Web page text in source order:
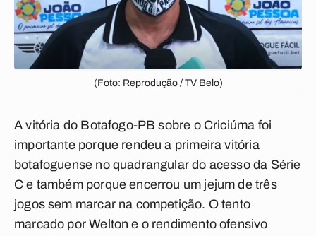
(Foto: Reprodução / TV Belo)
A vitória do Botafogo-PB sobre o Criciúma foi
importante porque rendeu a primeira vitória
botafoguense no quadrangular do acesso da Série
C e também porque encerrou um jejum de três
jogos sem marcar na competição. O tento
marcado por Welton e o rendimento ofensivo